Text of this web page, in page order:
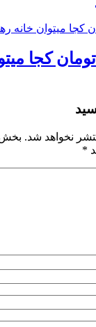
تومان کجا
نخواهد شد.
*